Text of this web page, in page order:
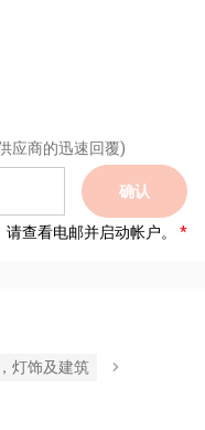
应商的迅速回覆)
确认
查看电邮并启动帐户。
灯饰及建筑